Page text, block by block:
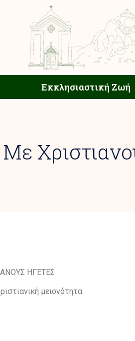
Εκκλησιαστική Ζωή
Αρχιεπισκοπή
ΗΓΕΤΕΣ
μειονότητα.